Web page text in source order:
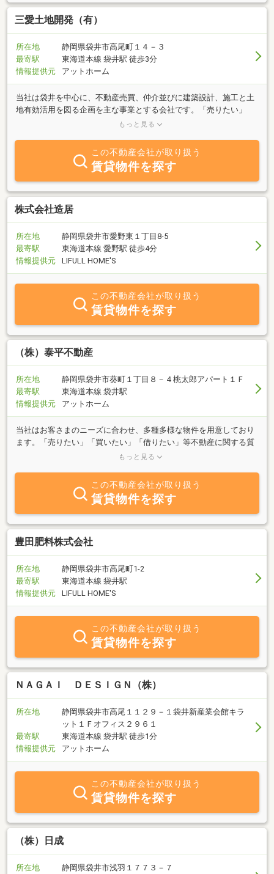
三愛土地開発（有）
所在地
静岡県袋井市高尾町１４－３
最寄駅
東海道本線 袋井駅 徒歩3分
情報提供元
アットホーム
当社は袋井を中心に、不動産売買、仲介並びに建築設計、施工と土
地有効活用を図る企画を主な事業とする会社です。「売りたい」
「買いたい」「借りたい」「活用したい」など、ご希望の方は何で
な対応で、お客様をお待ちしております。
もっと見る
この不動産会社が取り扱う
賃貸物件を探す
株式会社造居
所在地
静岡県袋井市愛野東１丁目8-5
最寄駅
東海道本線 愛野駅 徒歩4分
情報提供元
LIFULL HOME'S
この不動産会社が取り扱う
賃貸物件を探す
（株）泰平不動産
所在地
静岡県袋井市葵町１丁目８－４桃太郎アパート１Ｆ
最寄駅
東海道本線 袋井駅
情報提供元
アットホーム
当社はお客さまのニーズに合わせ、多種多様な物件を用意しており
ます。「売りたい」「買いたい」「借りたい」等不動産に関する質
問は何でもお気軽にご相談下さい。お客様の身になり明るく、一生
もっと見る
この不動産会社が取り扱う
賃貸物件を探す
豊田肥料株式会社
所在地
静岡県袋井市高尾町1-2
最寄駅
東海道本線 袋井駅
情報提供元
LIFULL HOME'S
この不動産会社が取り扱う
賃貸物件を探す
ＮＡＧＡＩ ＤＥＳＩＧＮ（株）
所在地
静岡県袋井市高尾１１２９－１袋井新産業会館キラ
ット１Ｆオフィス２９６１
最寄駅
東海道本線 袋井駅 徒歩1分
情報提供元
アットホーム
この不動産会社が取り扱う
賃貸物件を探す
（株）日成
所在地
静岡県袋井市浅羽１７７３－７